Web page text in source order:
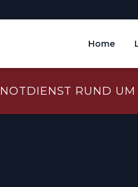
Home
NOTDIENST RUND